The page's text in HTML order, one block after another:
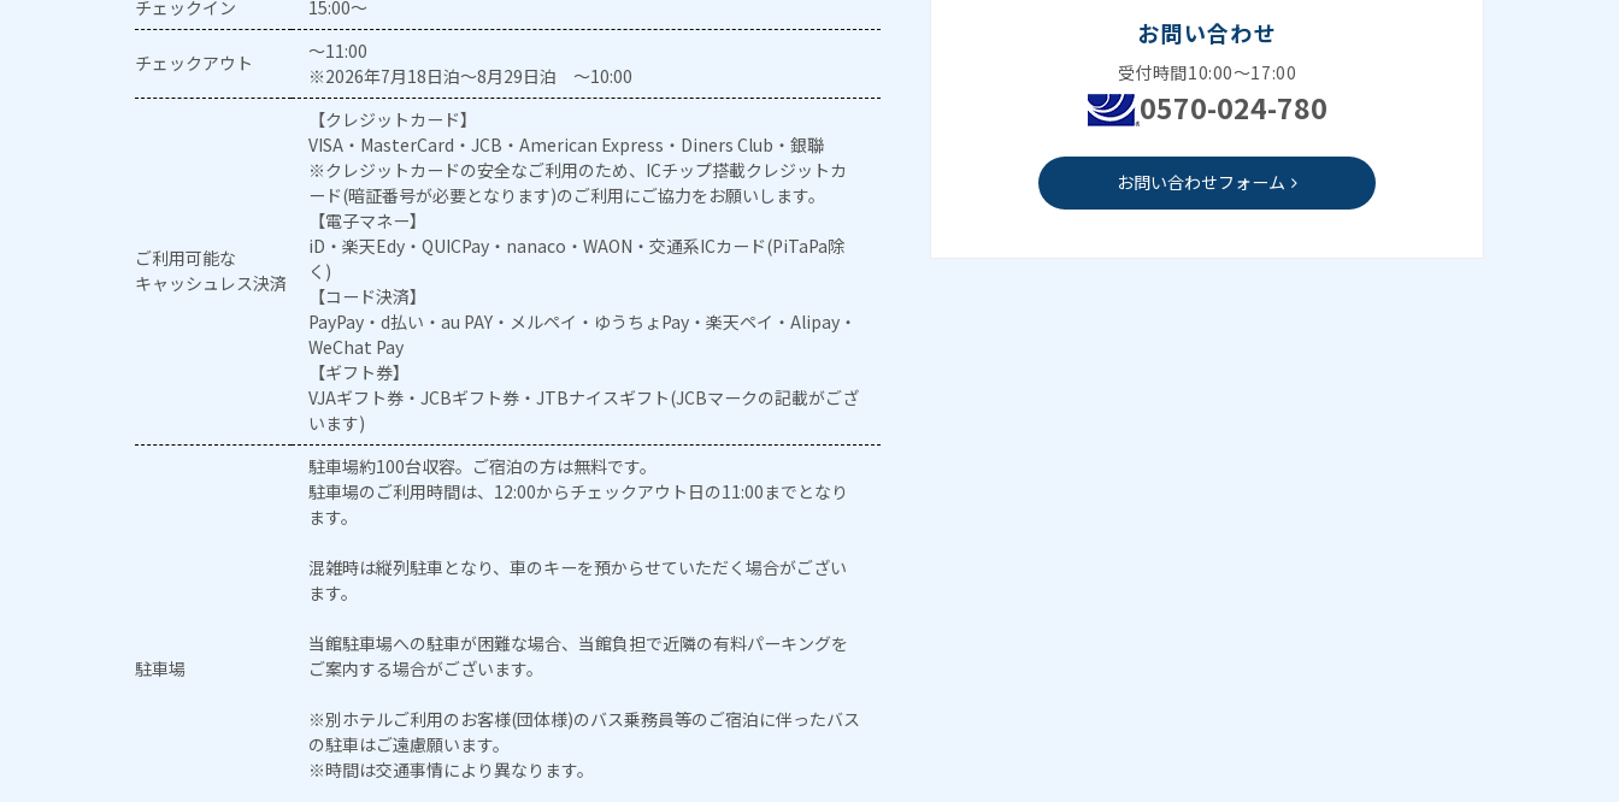
チェックイン 15:00～
チェックアウト
～11:00
※2026年7月18日泊～8月29日泊 ～10:00
ご利用可能な
キャッシュレス決済
【クレジットカード】
VISA・MasterCard・JCB・American Express・Diners Club・銀聯
※クレジットカードの安全なご利用のため、ICチップ搭載クレジットカ
ード(暗証番号が必要となります)のご利用にご協力をお願いします。
【電子マネー】
iD・楽天Edy・QUICPay・nanaco・WAON・交通系ICカード(PiTaPa除
く)
【コード決済】
PayPay・d払い・au PAY・メルペイ・ゆうちょPay・楽天ペイ・Alipay・
WeChat Pay
【ギフト券】
VJAギフト券・JCBギフト券・JTBナイスギフト(JCBマークの記載がござ
います)
駐車場
駐車場約100台収容。ご宿泊の方は無料です。
駐車場のご利用時間は、12:00からチェックアウト日の11:00までとなり
ます。
混雑時は縦列駐車となり、車のキーを預からせていただく場合がござい
ます。
当館駐車場への駐車が困難な場合、当館負担で近隣の有料パーキングを
ご案内する場合がございます。
※別ホテルご利用のお客様(団体様)のバス乗務員等のご宿泊に伴ったバス
の駐車はご遠慮願います。
※時間は交通事情により異なります。
お問い合わせ
受付時間10:00～17:00
0570-024-780
お問い合わせフォーム